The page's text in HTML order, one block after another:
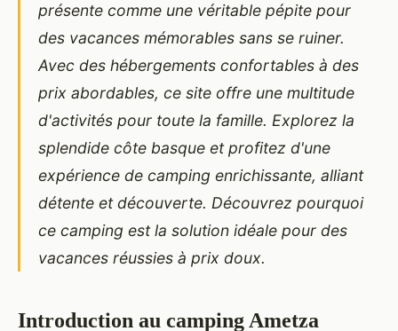
présente comme une véritable pépite pour
des vacances mémorables sans se ruiner.
Avec des hébergements confortables à des
prix abordables, ce site offre une multitude
d'activités pour toute la famille. Explorez la
splendide côte basque et profitez d'une
expérience de camping enrichissante, alliant
détente et découverte. Découvrez pourquoi
ce camping est la solution idéale pour des
vacances réussies à prix doux.
Introduction au camping Ametza